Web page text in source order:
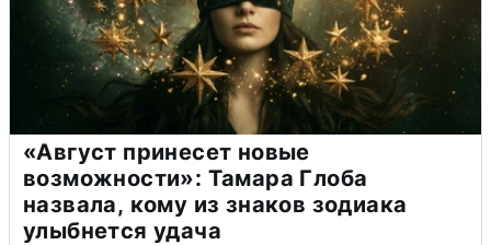
«Август принесет новые
возможности»: Тамара Глоба
назвала, кому из знаков зодиака
улыбнется удача